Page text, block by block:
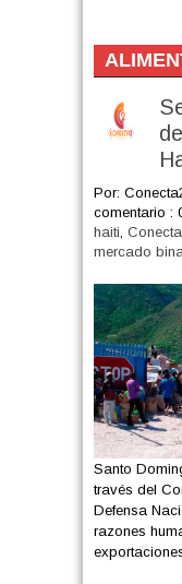
Por:
comentario :
haiti,
mercado
Santo
través del
Defensa
razones